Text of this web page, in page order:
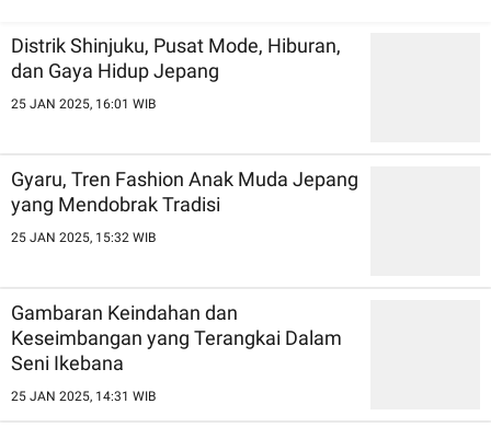
Distrik Shinjuku, Pusat Mode, Hiburan,
dan Gaya Hidup Jepang
25 JAN 2025, 16:01 WIB
Gyaru, Tren Fashion Anak Muda Jepang
yang Mendobrak Tradisi
25 JAN 2025, 15:32 WIB
Gambaran Keindahan dan
Keseimbangan yang Terangkai Dalam
Seni Ikebana
25 JAN 2025, 14:31 WIB